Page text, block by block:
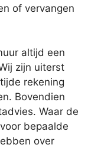
of vervangen
altijd een
zijn uiterst
rekening
Bovendien
Waar de
bepaalde
over